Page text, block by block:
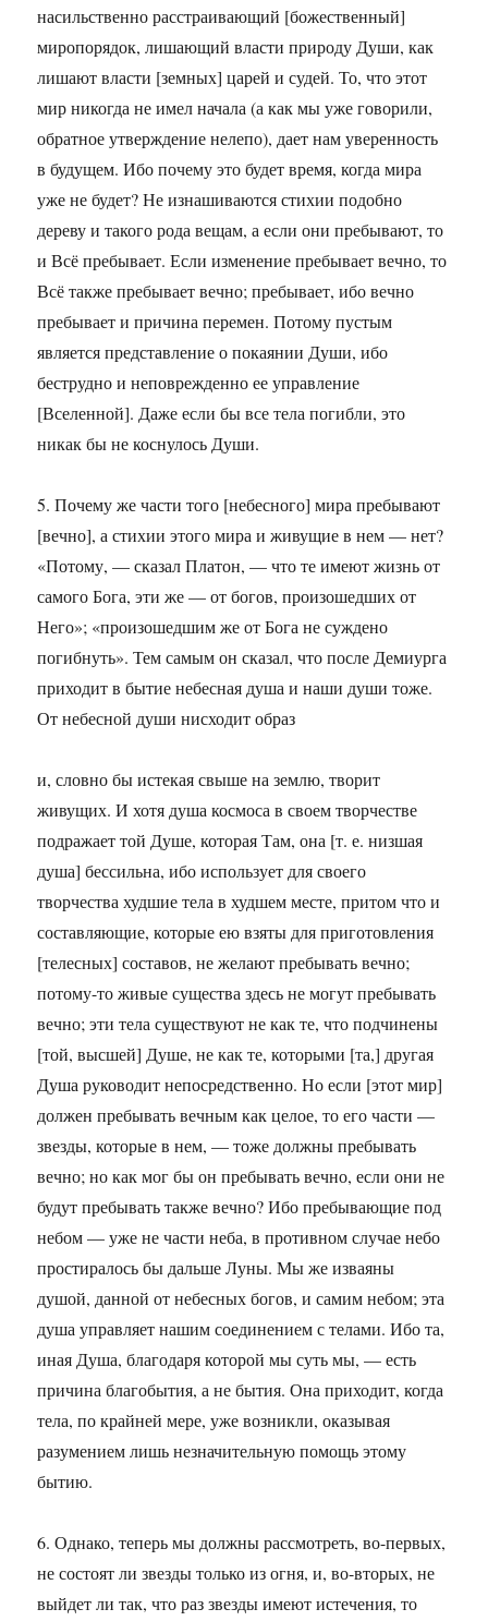
насильственно расстраивающий [божественный]
миропорядок, лишающий власти природу Души, как
лишают власти [земных] царей и судей. То, что этот
мир никогда не имел начала (а как мы уже говорили,
обратное утверждение нелепо), дает нам уверенность
в будущем. Ибо почему это будет время, когда мира
уже не будет? Не изнашиваются стихии подобно
дереву и такого рода вещам, а если они пребывают, то
и Всё пребывает. Если изменение пребывает вечно, то
Всё также пребывает вечно; пребывает, ибо вечно
пребывает и причина перемен. Потому пустым
является представление о покаянии Души, ибо
беструдно и неповрежденно ее управление
[Вселенной]. Даже если бы все тела погибли, это
никак бы не коснулось Души.
5. Почему же части того [небесного] мира пребывают
[вечно], а стихии этого мира и живущие в нем — нет?
«Потому, — сказал Платон, — что те имеют жизнь от
самого Бога, эти же — от богов, произошедших от
Него»; «произошедшим же от Бога не суждено
погибнуть». Тем самым он сказал, что после Демиурга
приходит в бытие небесная душа и наши души тоже.
От небесной души нисходит образ
и, словно бы истекая свыше на землю, творит
живущих. И хотя душа космоса в своем творчестве
подражает той Душе, которая Там, она [т. е. низшая
душа] бессильна, ибо использует для своего
творчества худшие тела в худшем месте, притом что и
составляющие, которые ею взяты для приготовления
[телесных] составов, не желают пребывать вечно;
потому-то живые существа здесь не могут пребывать
вечно; эти тела существуют не как те, что подчинены
[той, высшей] Душе, не как те, которыми [та,] другая
Душа руководит непосредственно. Но если [этот мир]
должен пребывать вечным как целое, то его части —
звезды, которые в нем, — тоже должны пребывать
вечно; но как мог бы он пребывать вечно, если они не
будут пребывать также вечно? Ибо пребывающие под
небом — уже не части неба, в противном случае небо
простиралось бы дальше Луны. Мы же изваяны
душой, данной от небесных богов, и самим небом; эта
душа управляет нашим соединением с телами. Ибо та,
иная Душа, благодаря которой мы суть мы, — есть
причина благобытия, а не бытия. Она приходит, когда
тела, по крайней мере, уже возникли, оказывая
разумением лишь незначительную помощь этому
бытию.
6. Однако, теперь мы должны рассмотреть, во-первых,
не состоят ли звезды только из огня, и, во-вторых, не
выйдет ли так, что раз звезды имеют истечения, то